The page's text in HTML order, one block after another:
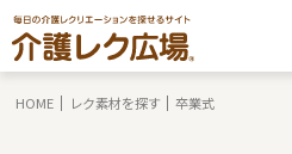
HOME レク素材を探す 卒業式